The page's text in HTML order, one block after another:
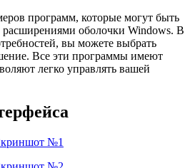
программ, которые могут быть
оболочки Windows. В
вы можете выбрать
Все эти программы имеют
легко управлять вашей